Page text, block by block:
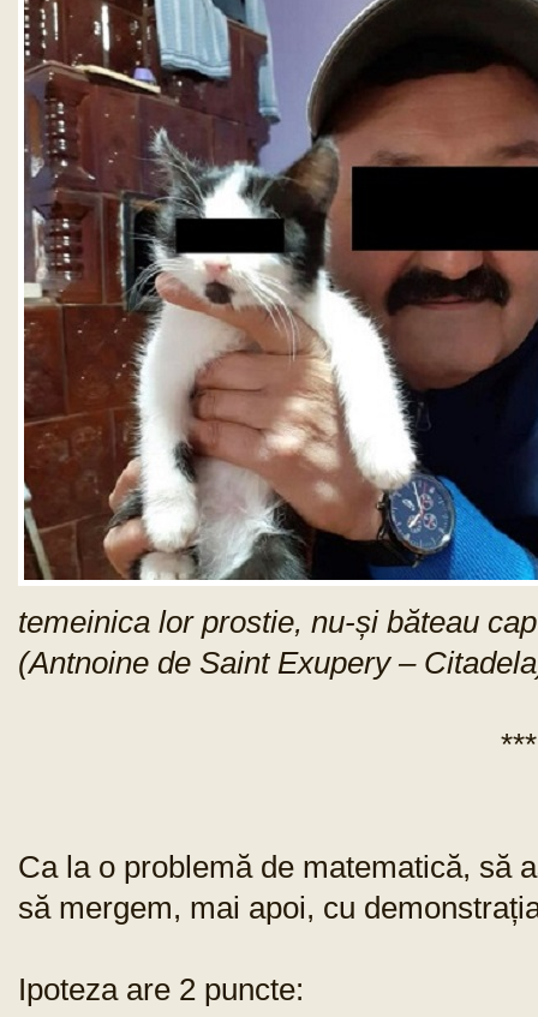
temeinica lor prostie, nu-și băteau
(Antnoine de Saint Exupery –
***
Ca la o problemă de matematică, să
să mergem, mai apoi, cu
Ipoteza are 2 puncte: